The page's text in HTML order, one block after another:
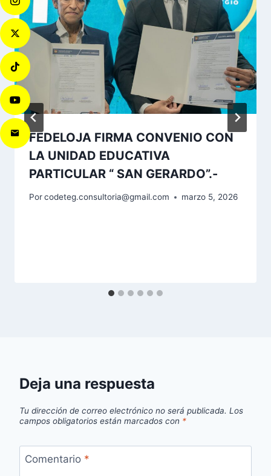
FEDELOJA FIRMA CONVENIO CON
LA UNIDAD EDUCATIVA
PARTICULAR “ SAN GERARDO”.-
Porcodeteg.consultoria@gmail.com marzo 5, 2026
Deja una respuesta
Tu dirección de correo electrónico no será publicada. Los
campos obligatorios están marcados con *
Comentario *